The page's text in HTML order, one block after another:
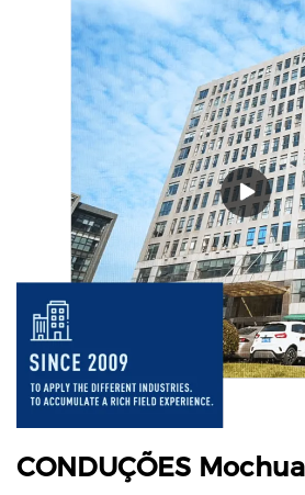
CONDUÇÕES